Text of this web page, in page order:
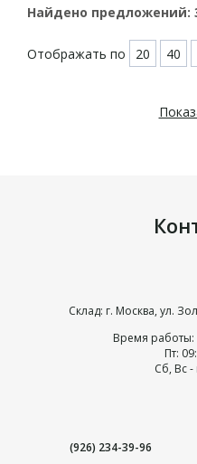
Найдено предложений:
Отображать по 20 40
Склад: г. Москва, ул.
Время работы:
Пт:
Сб, Вс
(926) 234-39-96